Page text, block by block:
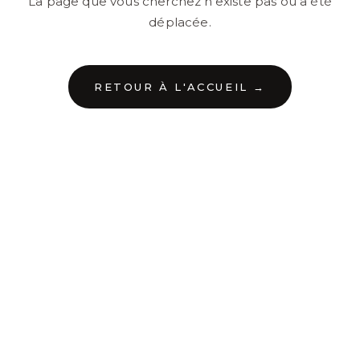
déplacée.
RETOUR À L'ACCUEIL →